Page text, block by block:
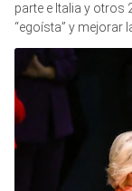
parte e Italia y otros
“egoísta” y mejorar